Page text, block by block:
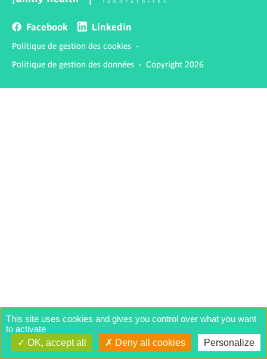
Facebook Linkedin
Politique de gestion des cookies -
Politique de gestion des données - Copyright 2026
This site uses cookies and gives you control over what you want
to activate
OK, accept all
Deny all cookies Personalize